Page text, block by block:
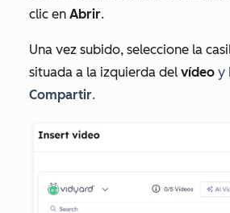
clic en Abrir.
Una vez subido, seleccione la
situada a la izquierda del vídeo y
Compartir.